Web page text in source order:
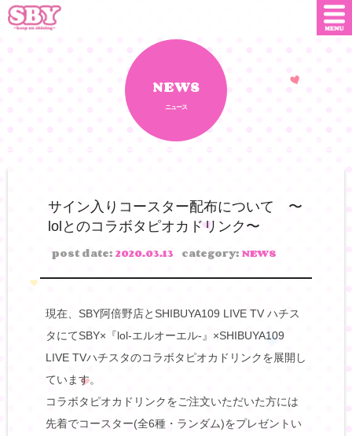
会社概要
NEWS
ニュース
サイン入りコースター配布について 〜
lolとのコラボタピオカドリンク〜
post date: 2020.03.13 category: NEWS
現在、SBY阿倍野店とSHIBUYA109 LIVE TV ハチス
タにてSBY×『lol-エルオーエル-』×SHIBUYA109
LIVE TVハチスタのコラボタピオカドリンクを展開し
ています。
コラボタピオカドリンクをご注文いただいた方には
先着でコースター(全6種・ランダム)をプレゼントい